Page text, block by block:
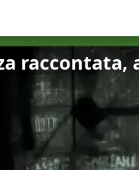
raccontata,